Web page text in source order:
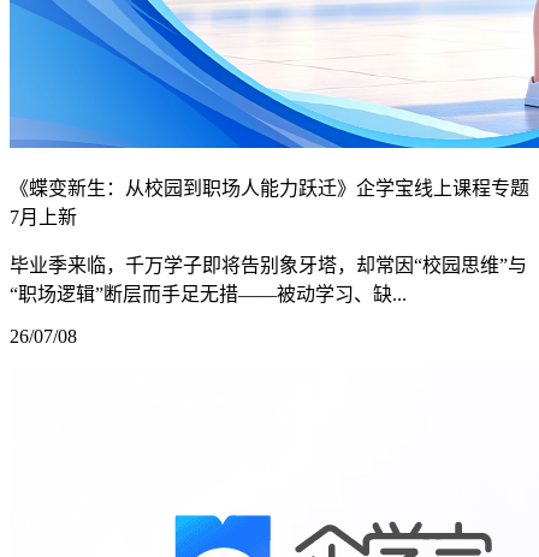
《蝶变新生：从校园到职场人能力跃迁》企学宝线上课程专题
7月上新
毕业季来临，千万学子即将告别象牙塔，却常因“校园思维”与
“职场逻辑”断层而手足无措——被动学习、缺...
26/07/08